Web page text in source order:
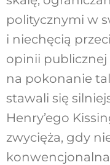
politycznymi w
i niechęcią
opinii publicznej
na pokonanie
stawali się
Henry’ego
zwycięża, gdy